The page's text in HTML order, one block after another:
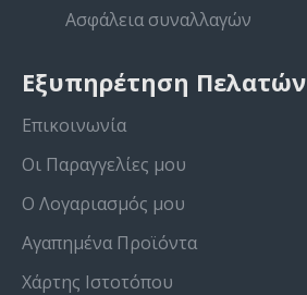
Ασφάλεια συναλλαγών
Εξυπηρέτηση Πελατών
Επικοινωνία
Οι Παραγγελίες μου
Ο Λογαριασμός μου
Αγαπημένα Προϊόντα
Χάρτης Ιστοτόπου